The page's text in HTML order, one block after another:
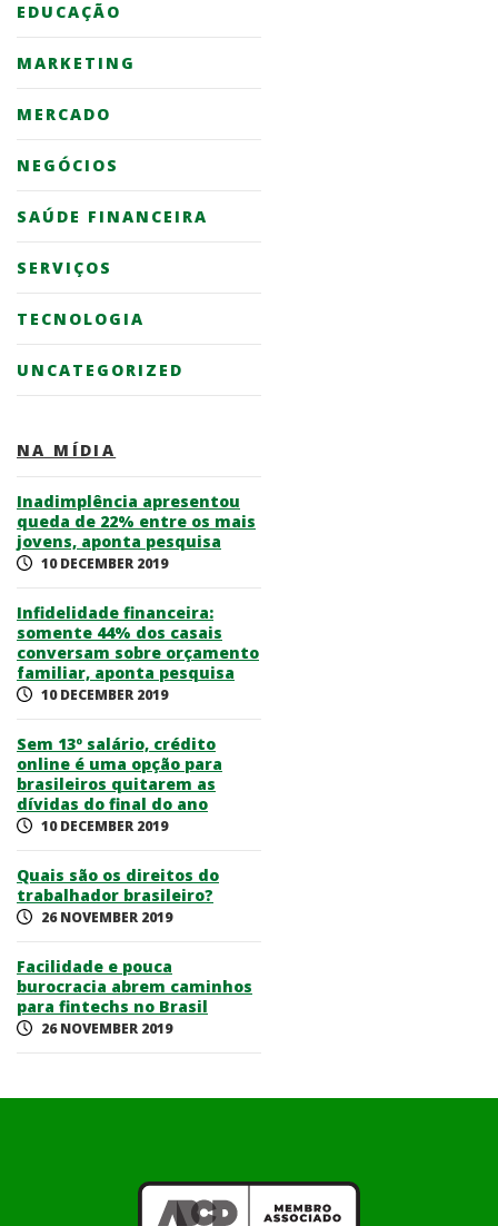
EDUCAÇÃO
MARKETING
MERCADO
NEGÓCIOS
SAÚDE FINANCEIRA
SERVIÇOS
TECNOLOGIA
UNCATEGORIZED
NA MÍDIA
Inadimplência apresentou
queda de 22% entre os mais
jovens, aponta pesquisa
10 DECEMBER 2019
Infidelidade financeira:
somente 44% dos casais
conversam sobre orçamento
familiar, aponta pesquisa
10 DECEMBER 2019
Sem 13º salário, crédito
online é uma opção para
brasileiros quitarem as
dívidas do final do ano
10 DECEMBER 2019
Quais são os direitos do
trabalhador brasileiro?
26 NOVEMBER 2019
Facilidade e pouca
burocracia abrem caminhos
para fintechs no Brasil
26 NOVEMBER 2019